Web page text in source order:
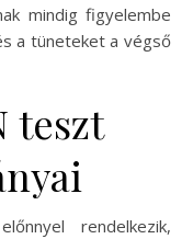
mindig figyelembe
a tüneteket a végső
teszt
rendelkezik,